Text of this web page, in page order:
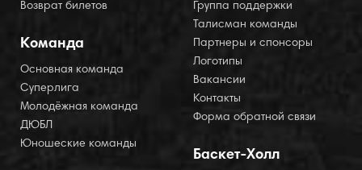
Возврат билетов
Команда
Основная команда
Суперлига
Молодёжная команда
ДЮБЛ
Юношеские команды
Группа поддержки
Талисман команды
Партнеры и спонсоры
Логотипы
Вакансии
Контакты
Форма обратной связи
Баскет-Холл